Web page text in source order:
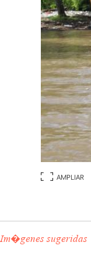
AMPLIAR
Im�genes sugeridas